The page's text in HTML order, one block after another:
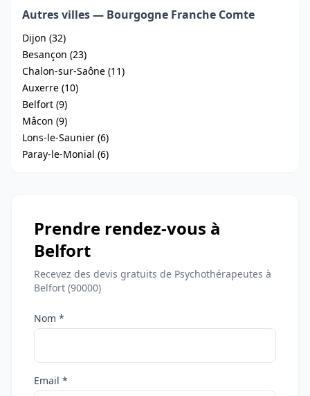
Autres villes — Bourgogne Franche Comte
Dijon (32)
Besançon (23)
Chalon-sur-Saône (11)
Auxerre (10)
Belfort (9)
Mâcon (9)
Lons-le-Saunier (6)
Paray-le-Monial (6)
Prendre rendez-vous à
Belfort
Recevez des devis gratuits de Psychothérapeutes à
Belfort (90000)
Nom *
Email *